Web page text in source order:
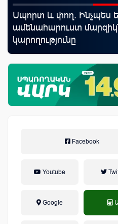
Սպորտ և փող. Ինչպես
ամենահարուստ
կարողությունը
Facebook
Youtube
Google